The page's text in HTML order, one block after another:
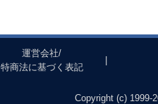
運営会社/
特商法に基づく表記
Copyright (c) 1999-